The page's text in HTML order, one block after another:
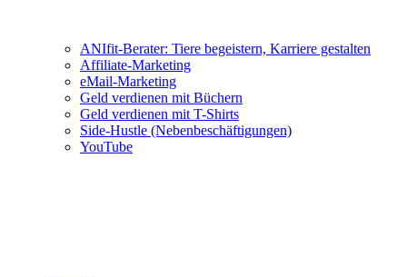
ANIfit-Berater: Tiere begeistern, Karriere gestalten
Affiliate-Marketing
eMail-Marketing
Geld verdienen mit Büchern
Geld verdienen mit T-Shirts
Side-Hustle (Nebenbeschäftigungen)
YouTube